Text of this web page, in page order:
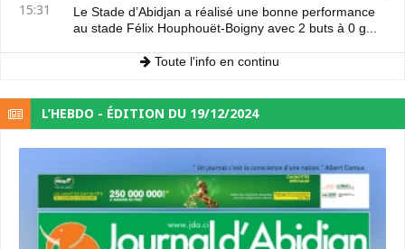
15:31
Le Stade d’Abidjan a réalisé une bonne performance
au stade Félix Houphouët-Boigny avec 2 buts à 0 g...
Toute l'info en continu
L’HEBDO - ÉDITION DU 19/12/2024